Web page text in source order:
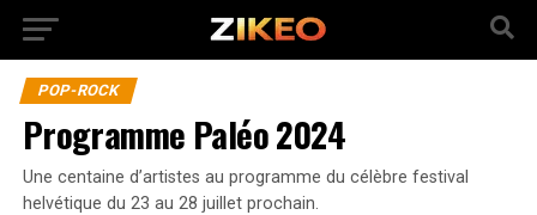
POP-ROCK
Programme Paléo 2024
Une centaine d’artistes au programme du célèbre festival
helvétique du 23 au 28 juillet prochain.